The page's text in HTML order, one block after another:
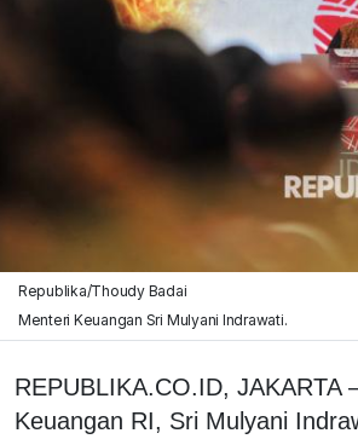
Republika/Thoudy Badai
Menteri Keuangan Sri Mulyani Indrawati.
REPUBLIKA.CO.ID, JAKARTA
Keuangan RI, Sri Mulyani